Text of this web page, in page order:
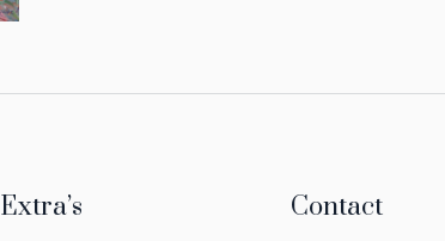
Extra’s Contact